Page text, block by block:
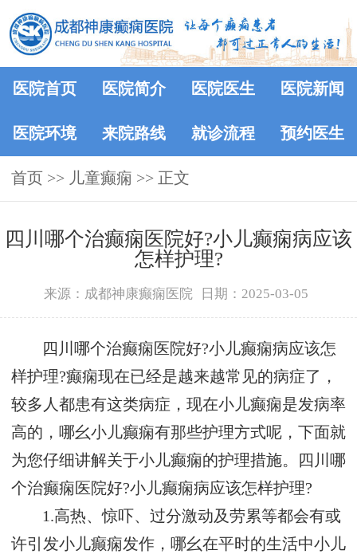
医院首页 医院简介 医院医生 医院新闻
医院环境 来院路线 就诊流程 预约医生
首页 >> 儿童癫痫 >> 正文
四川哪个治癫痫医院好?小儿癫痫病应该
怎样护理?
来源：成都神康癫痫医院 日期：2025-03-05
四川哪个治癫痫医院好?小儿癫痫病应该怎
样护理?癫痫现在已经是越来越常见的病症了，
较多人都患有这类病症，现在小儿癫痫是发病率
高的，哪幺小儿癫痫有那些护理方式呢，下面就
为您仔细讲解关于小儿癫痫的护理措施。四川哪
个治癫痫医院好?小儿癫痫病应该怎样护理?
1.高热、惊吓、过分激动及劳累等都会有或
许引发小儿癫痫发作，哪幺在平时的生活中小儿